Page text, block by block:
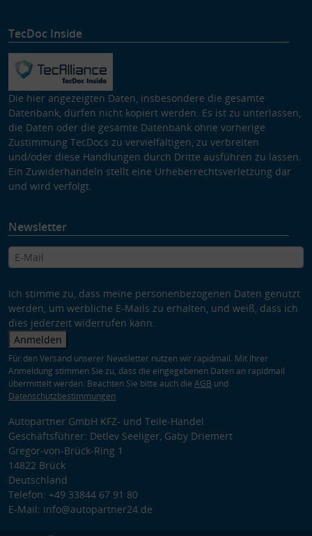
TecDoc Inside
Die hier angezeigten Daten, insbesondere die gesamte
Datenbank, dürfen nicht kopiert werden. Es ist zu unterlassen,
die Daten oder die gesamte Datenbank ohne vorherige
Zustimmung TecDocs zu vervielfältigen, zu verbreiten
und/oder diese Handlungen durch Dritte ausführen zu lassen.
Ein Zuwiderhandeln stellt eine Urheberrechtsverletzung dar
und wird verfolgt.
Newsletter
Ich stimme zu, dass meine personenbezogenen Daten genutzt
werden, um werbliche E-Mails zu erhalten, und weiß, dass ich
dies jederzeit widerrufen kann.
Anmelden
Für den Versand unserer Newsletter nutzen wir rapidmail. Mit Ihrer
Anmeldung stimmen Sie zu, dass die eingegebenen Daten an rapidmail
übermittelt werden. Beachten Sie bitte auch die AGB und
Datenschutzbestimmungen.
Autopartner GmbH KFZ- und Teile-Handel
Geschäftsführer: Detlev Seeliger, Gaby Driemert
Gregor-von-Brück-Ring 1
14822 Brück
Deutschland
Telefon: +49 33844 67 91 80
E-Mail: info@autopartner24.de